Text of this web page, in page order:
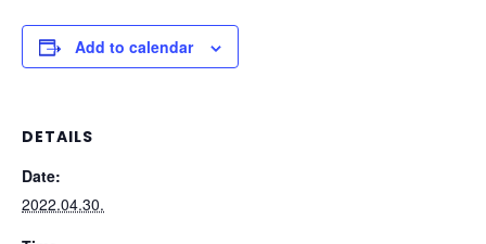
Add to calendar
DETAILS
Date:
2022.04.30.